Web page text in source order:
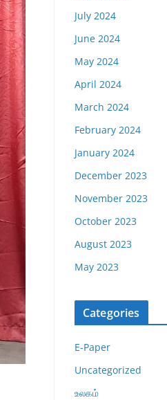
July 2024
June 2024
May 2024
April 2024
March 2024
February 2024
January 2024
December 2023
November 2023
October 2023
August 2023
May 2023
Categories
E-Paper
Uncategorized
உலகம்